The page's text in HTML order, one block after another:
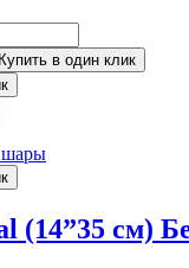
Купить в один клик
(14”35 см)